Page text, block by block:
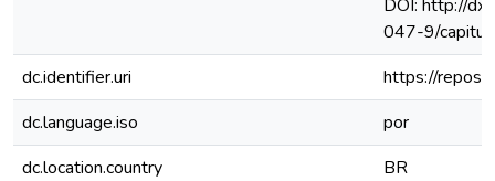
DOI: http://
047-9/
dc.identifier.uri
https://
dc.language.iso
por
dc.location.country
BR